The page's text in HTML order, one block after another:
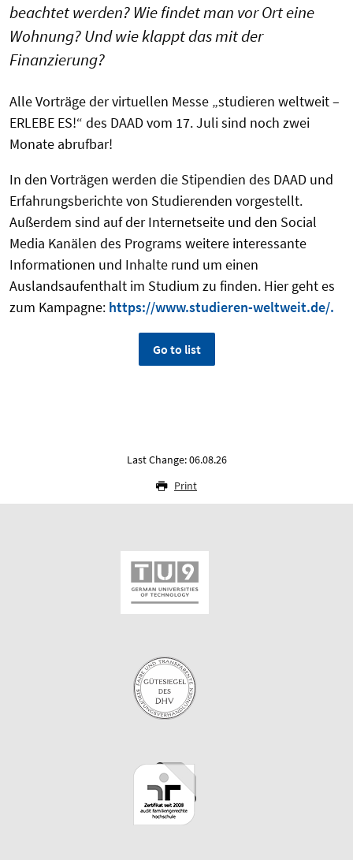
beachtet werden? Wie findet man vor Ort eine
Wohnung? Und wie klappt das mit der
Finanzierung?
Alle Vorträge der virtuellen Messe „studieren weltweit –
ERLEBE ES!“ des DAAD vom 17. Juli sind noch zwei
Monate abrufbar!
In den Vorträgen werden die Stipendien des DAAD und
Erfahrungsberichte von Studierenden vorgestellt.
Außerdem sind auf der Internetseite und den Social
Media Kanälen des Programs weitere interessante
Informationen und Inhalte rund um einen
Auslandsaufenthalt im Studium zu finden. Hier geht es
zum Kampagne: https://www.studieren-weltweit.de/.
Go to list
Last Change: 06.08.26
Print